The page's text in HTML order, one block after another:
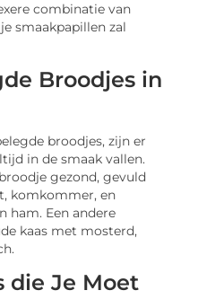
combinatie van
smaakpapillen zal
Broodjes in
broodjes, zijn er
in de smaak vallen.
gezond, gevuld
komkommer, en
ham. Een andere
kaas met mosterd,
die Je Moet